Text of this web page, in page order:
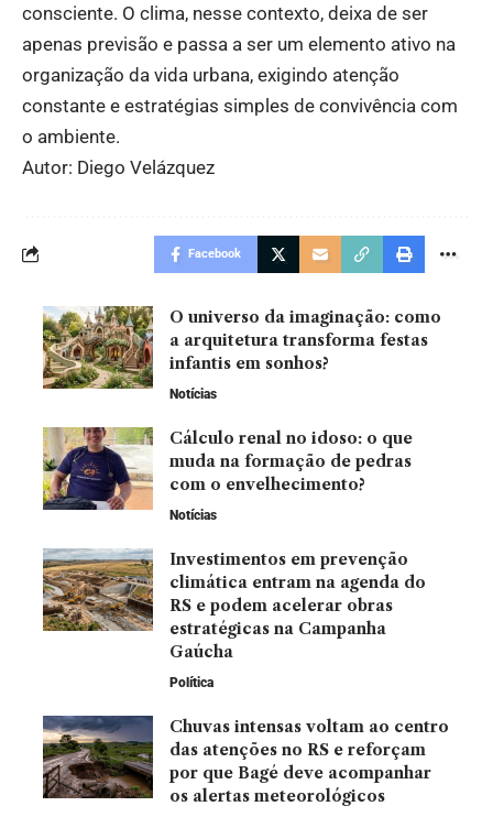
consciente. O clima, nesse contexto, deixa de ser
apenas previsão e passa a ser um elemento ativo na
organização da vida urbana, exigindo atenção
constante e estratégias simples de convivência com
o ambiente.
Autor: Diego Velázquez
Facebook
O universo da imaginação: como
a arquitetura transforma festas
infantis em sonhos?
Notícias
Cálculo renal no idoso: o que
muda na formação de pedras
com o envelhecimento?
Notícias
Investimentos em prevenção
climática entram na agenda do
RS e podem acelerar obras
estratégicas na Campanha
Gaúcha
Política
Chuvas intensas voltam ao centro
das atenções no RS e reforçam
por que Bagé deve acompanhar
os alertas meteorológicos